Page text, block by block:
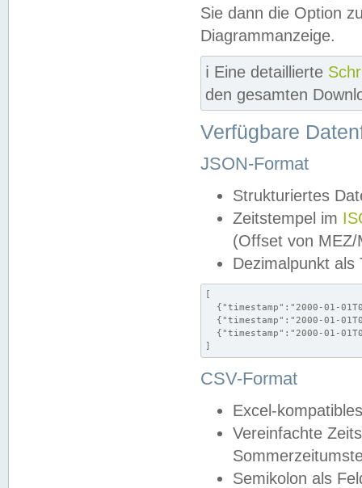
Sie dann die Option
Diagrammanzeige.
ℹ️ Eine detaillierte
den gesamten
Verfügbare
JSON-Format
Strukturiertes
Zeitstempel im
(Offset von MEZ/
Dezimalpunkt als
[
{"timestamp":"2000-01-
{"timestamp":"2000-01-
{"timestamp":"2000-01-
]
CSV-Format
Excel-
Vereinfachte
Semikolon als